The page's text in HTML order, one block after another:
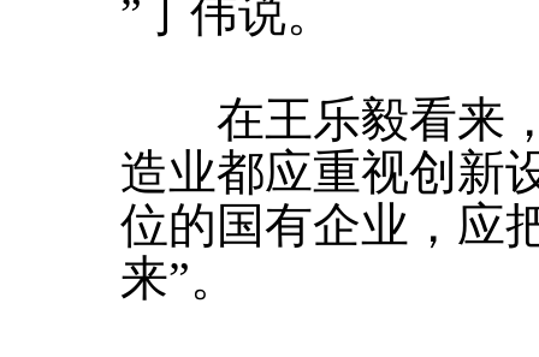
”丁伟说。
在王乐毅看来，
造业都应重视创新
位的国有企业，应
来”。